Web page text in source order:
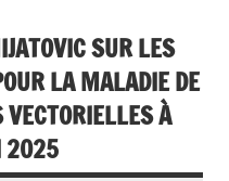
SUR LES
LA MALADIE DE
À
2025